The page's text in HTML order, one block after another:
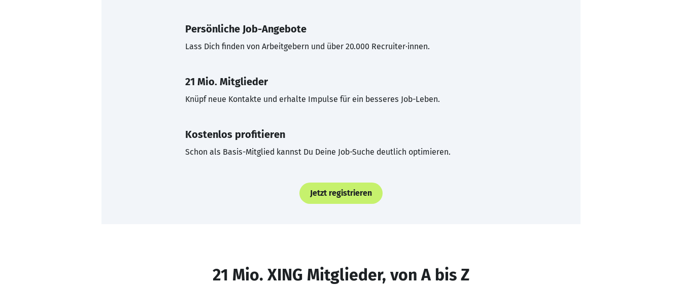
Persönliche Job-Angebote
Lass Dich finden von Arbeitgebern und über 20.000 Recruiter·innen.
21 Mio. Mitglieder
Knüpf neue Kontakte und erhalte Impulse für ein besseres Job-Leben.
Kostenlos profitieren
Schon als Basis-Mitglied kannst Du Deine Job-Suche deutlich optimieren.
Jetzt registrieren
21 Mio. XING Mitglieder, von A bis Z